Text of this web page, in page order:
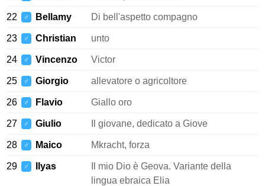
22 ♂ Bellamy Di bell'aspetto compagno
23 ♂ Christian unto
24 ♂ Vincenzo Victor
25 ♂ Giorgio allevatore o agricoltore
26 ♂ Flavio Giallo oro
27 ♂ Giulio Il giovane, dedicato a Giove
28 ♂ Maico Mkracht, forza
29 ♂ Ilyas
Il mio Dio è Geova. Variante della
lingua ebraica Elia